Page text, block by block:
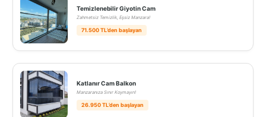
Temizlenebilir Giyotin Cam
Zahmetsiz Temizlik, Eşsiz Manzara!
71.500 TL’den başlayan
Katlanır Cam Balkon
Manzaranıza Sınır Koymayın!
26.950 TL’den başlayan